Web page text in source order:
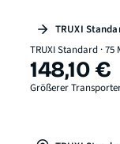
TRUXI
TRUXI Standard · 75
148,10 €
Größerer